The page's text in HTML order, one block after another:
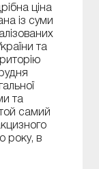
ціна
із суми
та
та
самий
року, в